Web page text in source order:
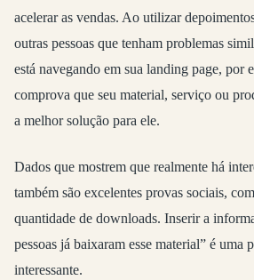
acelerar as vendas. Ao utilizar
outras pessoas que tenham problemas
está navegando em sua landing page, por
comprova que seu material, serviço ou
a melhor solução para ele.
Dados que mostrem que realmente há
também são excelentes provas sociais,
quantidade de downloads. Inserir a
pessoas já baixaram esse material” é uma
interessante.